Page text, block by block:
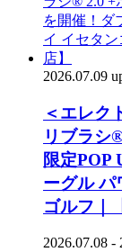
2026.07.09
＜エレク
リブラシ
限定POP
ーグル パ
ゴルフ｜
2026.07.08 -